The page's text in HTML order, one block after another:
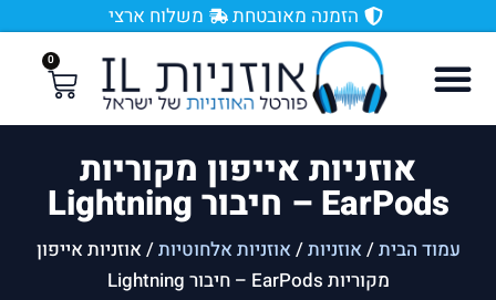
הזמנה מאובטחת משלוח ארצי
0
אוזניות אייפון מקוריות
EarPods – חיבור Lightning
עמוד הבית/ אוזניות/ אוזניות אלחוטיות/ אוזניות אייפון
מקוריות EarPods – חיבור Lightning